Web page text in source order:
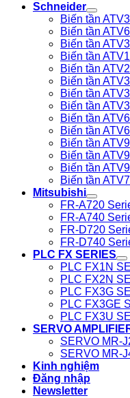
Schneider
Biến tần
Biến tần
Biến tần
Biến tần
Biến tần
Biến tần
Biến tần
Biến tần
Biến tần
Biến tần
Biến tần
Biến tần
Biến tần
Biến tần
Mitsubishi
FR-A720
FR-A740
FR-D720
FR-D740
PLC FX SERIES
PLC FX1N
PLC FX2N
PLC FX3G
PLC FX3GE
PLC FX3U
SERVO
SERVO MR-
SERVO MR-
Kinh nghiệm
Đăng nhập
Newsletter